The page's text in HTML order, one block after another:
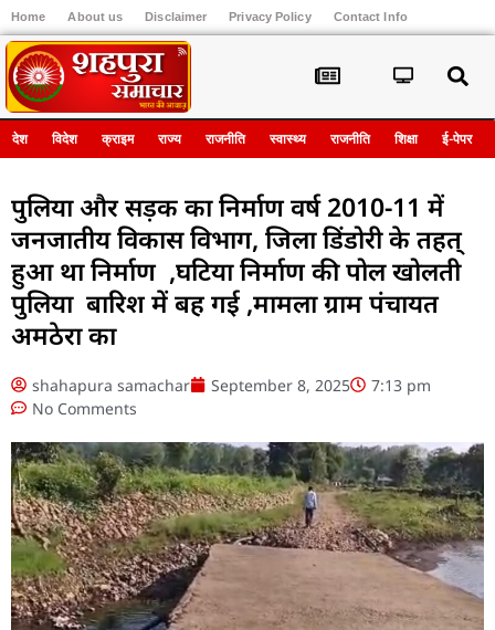
Home About us Disclaimer Privacy Policy Contact Info
देश विदेश क्राइम राज्य राजनीति स्वास्थ्य राजनीति शिक्षा ई-पेपर
पुलिया और सड़क का निर्माण वर्ष 2010-11 में
जनजातीय विकास विभाग, जिला डिंडोरी के तहत्
हुआ था निर्माण ,घटिया निर्माण की पोल खोलती
पुलिया बारिश में बह गई ,मामला ग्राम पंचायत
अमठेरा का
shahapura samachar September 8, 2025
7:13 pm
No Comments